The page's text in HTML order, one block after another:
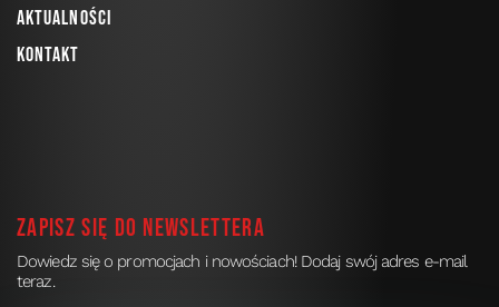
Aktualności
Kontakt
Zapisz się do newslettera
Dowiedz się o promocjach i nowościach! Dodaj swój adres e-mail
teraz.